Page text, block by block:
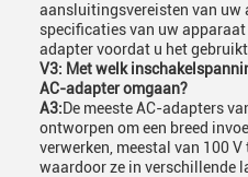
aansluitingsvereisten van
specificaties van uw
adapter voordat u het gebruikt.
V3: Met welk
AC-adapter omgaan?
A3:De meeste AC-adapters
ontworpen om een breed
verwerken, meestal van 100
waardoor ze in verschillende